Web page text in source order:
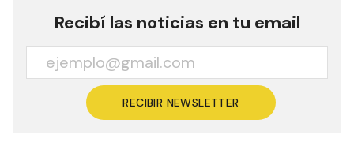
Recibí las noticias en tu email
RECIBIR NEWSLETTER